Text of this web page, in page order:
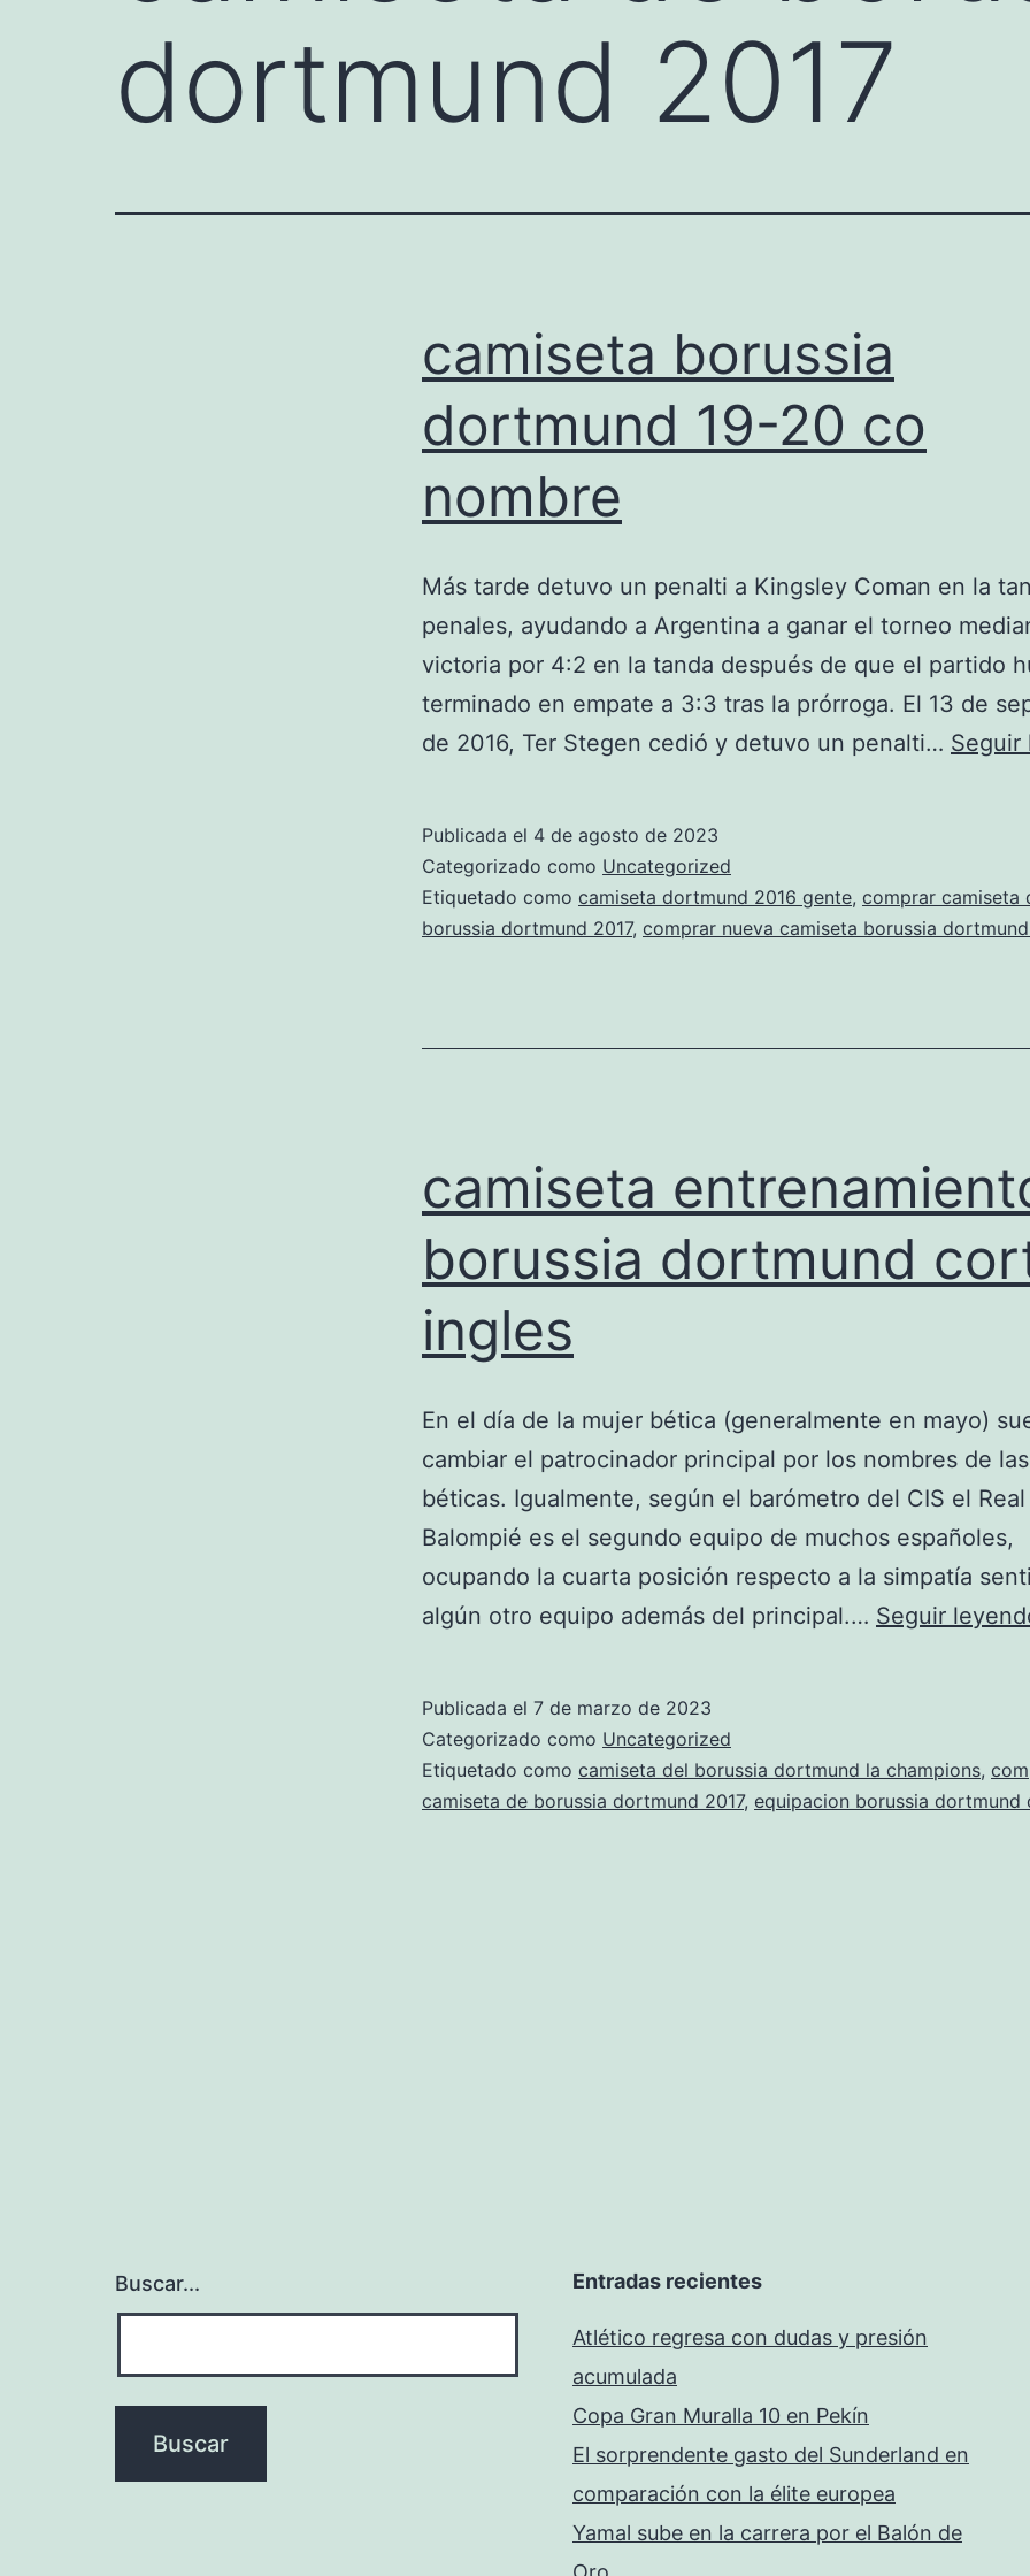
dortmund 2017
camiseta borussia
dortmund 19-20 co
nombre
Más tarde detuvo un penalti a Kingsley Coman en la
penales, ayudando a Argentina a ganar el torneo
victoria por 4:2 en la tanda después de que el partido
terminado en empate a 3:3 tras la prórroga. El 13 de
de 2016, Ter Stegen cedió y detuvo un penalti… Seguir
Publicada el 4 de agosto de 2023
Categorizado como Uncategorized
Etiquetado como camiseta dortmund 2016 gente, comprar camiseta
borussia dortmund 2017, comprar nueva camiseta borussia
camiseta
borussia dortmund
ingles
En el día de la mujer bética (generalmente en mayo)
cambiar el patrocinador principal por los nombres de
béticas. Igualmente, según el barómetro del CIS el
Balompié es el segundo equipo de muchos españoles,
ocupando la cuarta posición respecto a la simpatía
algún otro equipo además del principal.… Seguir
Publicada el 7 de marzo de 2023
Categorizado como Uncategorized
Etiquetado como camiseta del borussia dortmund la champions,
camiseta de borussia dortmund 2017, equipacion borussia dortmund
Buscar... Entradas recientes
Atlético regresa con dudas y presión
acumulada
Copa Gran Muralla 10 en Pekín
El sorprendente gasto del Sunderland en
comparación con la élite europea
Yamal sube en la carrera por el Balón de